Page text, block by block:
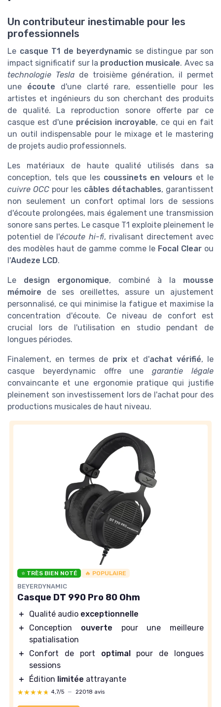
Un contributeur inestimable pour les
professionnels
Le casque T1 de beyerdynamic se distingue par son
impact significatif sur la production musicale. Avec sa
technologie Teslade troisième génération, il permet
une écoute d'une clarté rare, essentielle pour les
artistes et ingénieurs du son cherchant des produits
de qualité. La reproduction sonore offerte par ce
casque est d'une précision incroyable, ce qui en fait
un outil indispensable pour le mixage et le mastering
de projets audio professionnels.
Les matériaux de haute qualité utilisés dans sa
conception, tels que les coussinets en velours et le
cuivre OCC pour les câbles détachables, garantissent
non seulement un confort optimal lors de sessions
d'écoute prolongées, mais également une transmission
sonore sans pertes. Le casque T1 exploite pleinement le
potentiel de l'écoute hi-fi, rivalisant directement avec
des modèles haut de gamme comme le Focal Clearou
l'Audeze LCD.
Le design ergonomique, combiné à la mousse
mémoire de ses oreillettes, assure un ajustement
personnalisé, ce qui minimise la fatigue et maximise la
concentration d'écoute. Ce niveau de confort est
crucial lors de l'utilisation en studio pendant de
longues périodes.
Finalement, en termes de prixet d'achat vérifié, le
casque beyerdynamic offre unegarantie légale
convaincante et une ergonomie pratique qui justifie
pleinement son investissement lors de l'achat pour des
productions musicales de haut niveau.
⭐ TRÈS BIEN NOTÉ 🔥 POPULAIRE
BEYERDYNAMIC
Casque DT 990 Pro 80 Ohm
＋ Qualité audio exceptionnelle
＋
Conception ouverte pour une meilleure
spatialisation
＋
Confort de port optimalpour de longues
sessions
＋
Édition limitée attrayante
★★★★★
★★★★★ 4,7/5 — 22018 avis